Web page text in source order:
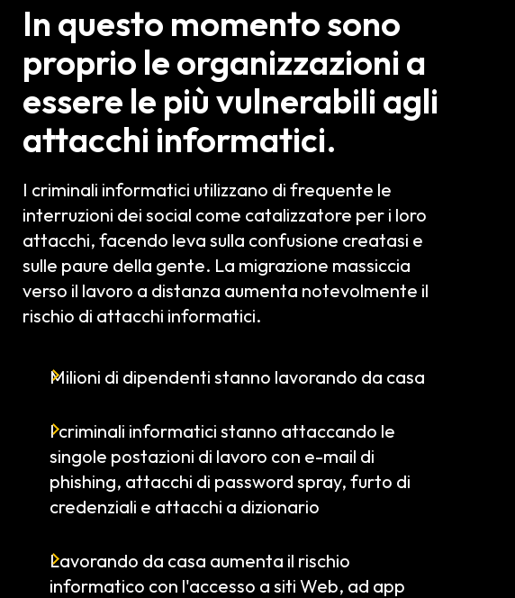
In questo momento sono
proprio le organizzazioni a
essere le più vulnerabili agli
attacchi informatici.
I criminali informatici utilizzano di frequente le
interruzioni dei social come catalizzatore per i loro
attacchi, facendo leva sulla confusione creatasi e
sulle paure della gente. La migrazione massiccia
verso il lavoro a distanza aumenta notevolmente il
rischio di attacchi informatici.
Milioni di dipendenti stanno lavorando da casa
I criminali informatici stanno attaccando le
singole postazioni di lavoro con e-mail di
phishing, attacchi di password spray, furto di
credenziali e attacchi a dizionario
Lavorando da casa aumenta il rischio
informatico con l'accesso a siti Web, ad app